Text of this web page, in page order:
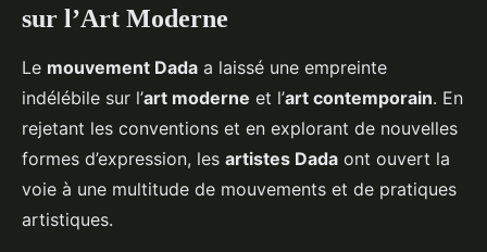
sur l’Art Moderne
Le mouvement Dada a laissé une empreinte
indélébile sur l’art moderne et l’art contemporain. En
rejetant les conventions et en explorant de nouvelles
formes d’expression, les artistes Dada ont ouvert la
voie à une multitude de mouvements et de pratiques
artistiques.